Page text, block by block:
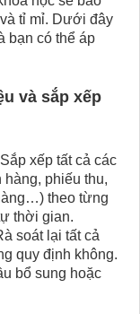
tỉ mỉ. Dưới đây
bạn có thể áp
và sắp xếp
xếp tất cả các
phiếu thu,
theo từng
thời gian.
soát lại tất cả
quy định không.
bổ sung hoặc